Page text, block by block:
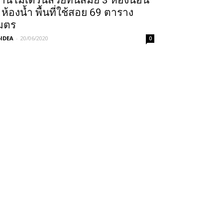
ห้องน้ำ พื้นที่ใช้สอย 69 ตาราง
ตร
- 20/06/2020 0